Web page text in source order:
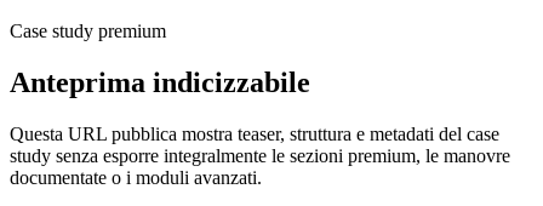
Case study premium
Anteprima indicizzabile
Questa URL pubblica mostra teaser, struttura e metadati del case
study senza esporre integralmente le sezioni premium, le manovre
documentate o i moduli avanzati.